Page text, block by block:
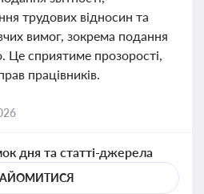
трудових відносин та
вимог, зокрема подання
Це сприятиме прозорості,
працівників.
дня та статті-джерела